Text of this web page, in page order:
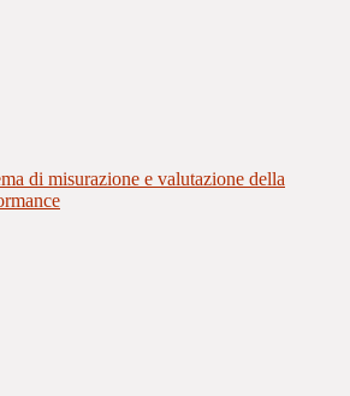
di misurazione e valutazione della